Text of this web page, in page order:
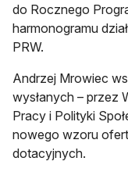
do Rocznego
harmonogramu
PRW.
Andrzej Mrowiec
wysłanych – przez
Pracy i Polityki
nowego wzoru
dotacyjnych.